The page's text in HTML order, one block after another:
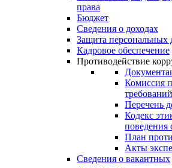
права
Бюджет
Сведения о доходах
Защита персональных
Кадровое обеспечение
Противодействие
Комиссия
требований
Перечень
Кодекс
поведения
План
Акты
Сведения о вакантных